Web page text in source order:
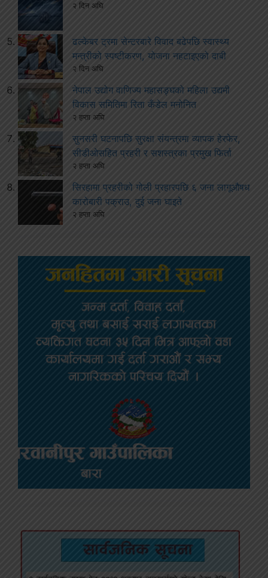
२ दिन अघि
ढल्केबर ट्रमा सेन्टरबारे विवाद बढेपछि स्वास्थ्य
मन्त्रीको स्पष्टीकरण, योजना नहटाइएको दाबी
२ दिन अघि
नेपाल उद्योग वाणिज्य महासङ्घको महिला उद्यमी
विकास समितिमा रिता कँडेल मनोनित
२ हप्ता अघि
सुनसरी घटनापछि सुरक्षा संयन्त्रमा व्यापक हेरफेर,
सीडीओसहित प्रहरी र सशस्त्रका प्रमुख फिर्ता
२ हप्ता अघि
सिरहामा प्रहरीको गोली प्रहारपछि ६ जना लागूऔषध
कारोबारी पक्राउ, दुई जना घाइते
२ हप्ता अघि